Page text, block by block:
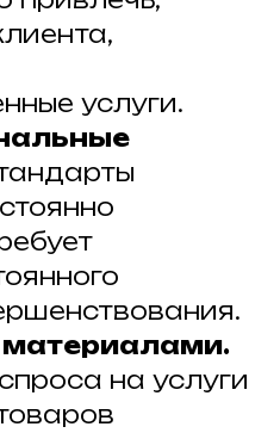
услуги.
на услуги